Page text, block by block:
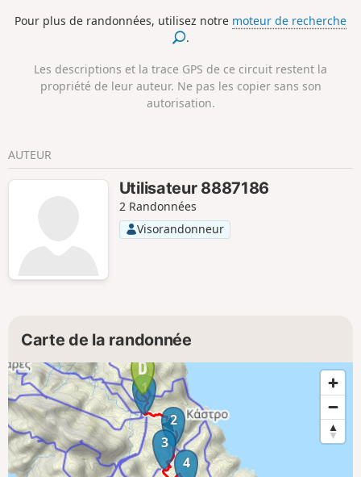
Pour plus de randonnées, utilisez notre moteur de recherche
.
Les descriptions et la trace GPS de ce circuit restent la
propriété de leur auteur. Ne pas les copier sans son
autorisation.
AUTEUR
Utilisateur 8887186
2 Randonnées
Visorandonneur
Carte de la randonnée
1
2
3
4